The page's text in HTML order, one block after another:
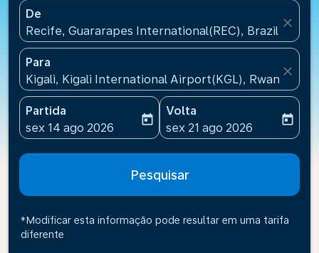
De
Recife, Guararapes International(REC), Brazil
close
Para
Kigali, Kigali International Airport(KGL), Rwanda
close
Partida
fc-booking-departure-date-aria-label
sex 14 ago 2026
today
Volta
fc-booking-return-date-
sex 21 ago 2026
today
Pesquisar
*Modificar esta informação pode resultar em uma tarifa
diferente